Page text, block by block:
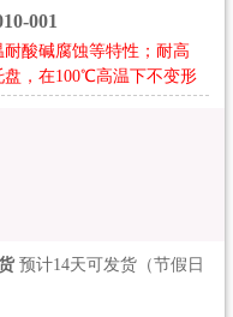
001
酸碱腐蚀等特性；耐高
，在100℃高温下不变形
预计14天可发货（节假日